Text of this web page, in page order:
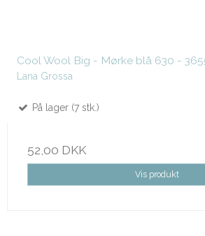
Cool Wool Big - Mørke blå 630 -
Lana Grossa
På lager (7 stk.)
52,00 DKK
Vis produkt